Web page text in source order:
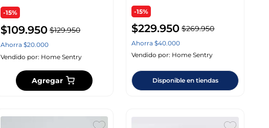
-15%
$109.950 $129.950
Ahorra $20.000
Vendido por: Home Sentry
Agregar
-15%
$229.950 $269.950
Ahorra$40.000
Vendido por: Home Sentry
Disponible en tiendas